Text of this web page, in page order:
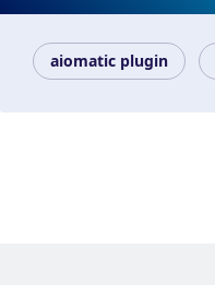
aiomatic plugin